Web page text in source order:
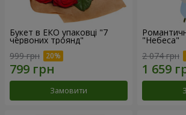
Букет в ЕКО упаковці "7
червоних троянд"
999 грн
Замовити
"Небеса"
2 074 грн